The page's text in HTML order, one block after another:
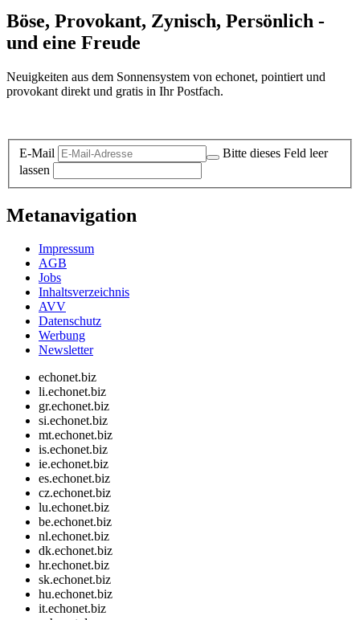
Böse, Provokant, Zynisch, Persönlich -
und eine Freude
Neuigkeiten aus dem Sonnensystem von echonet, pointiert und
provokant direkt und gratis in Ihr Postfach.
E-Mail
Bitte dieses Feld leer
lassen
Metanavigation
Impressum
AGB
Jobs
Inhaltsverzeichnis
AVV
Datenschutz
Werbung
Newsletter
echonet.biz
li.echonet.biz
gr.echonet.biz
si.echonet.biz
mt.echonet.biz
is.echonet.biz
ie.echonet.biz
es.echonet.biz
cz.echonet.biz
lu.echonet.biz
be.echonet.biz
nl.echonet.biz
dk.echonet.biz
hr.echonet.biz
sk.echonet.biz
hu.echonet.biz
it.echonet.biz